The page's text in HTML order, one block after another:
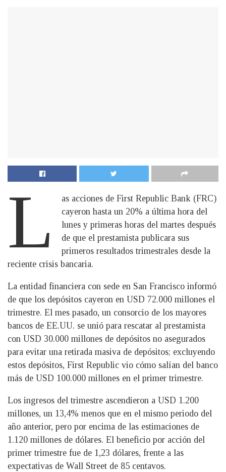
L
as acciones de First Republic Bank (FRC)
cayeron hasta un 20% a última hora del
lunes y primeras horas del martes después
de que el prestamista publicara sus
primeros resultados trimestrales desde la
reciente crisis bancaria.
La entidad financiera con sede en San Francisco informó
de que los depósitos cayeron en USD 72.000 millones el
trimestre. El mes pasado, un consorcio de los mayores
bancos de EE.UU. se unió para rescatar al prestamista
con USD 30.000 millones de depósitos no asegurados
para evitar una retirada masiva de depósitos; excluyendo
estos depósitos, First Republic vio cómo salían del banco
más de USD 100.000 millones en el primer trimestre.
Los ingresos del trimestre ascendieron a USD 1.200
millones, un 13,4% menos que en el mismo periodo del
año anterior, pero por encima de las estimaciones de
1.120 millones de dólares. El beneficio por acción del
primer trimestre fue de 1,23 dólares, frente a las
expectativas de Wall Street de 85 centavos.